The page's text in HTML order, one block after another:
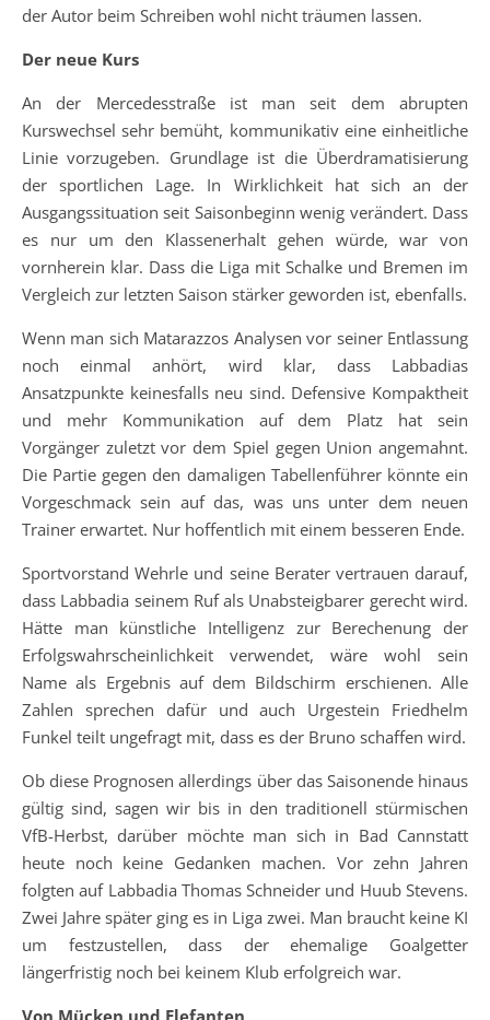
der Autor beim Schreiben wohl nicht träumen lassen.
Der neue Kurs
An der Mercedesstraße ist man seit dem abrupten
Kurswechsel sehr bemüht, kommunikativ eine einheitliche
Linie vorzugeben. Grundlage ist die Überdramatisierung
der sportlichen Lage. In Wirklichkeit hat sich an der
Ausgangssituation seit Saisonbeginn wenig verändert. Dass
es nur um den Klassenerhalt gehen würde, war von
vornherein klar. Dass die Liga mit Schalke und Bremen im
Vergleich zur letzten Saison stärker geworden ist, ebenfalls.
Wenn man sich Matarazzos Analysen vor seiner Entlassung
noch einmal anhört, wird klar, dass Labbadias
Ansatzpunkte keinesfalls neu sind. Defensive Kompaktheit
und mehr Kommunikation auf dem Platz hat sein
Vorgänger zuletzt vor dem Spiel gegen Union angemahnt.
Die Partie gegen den damaligen Tabellenführer könnte ein
Vorgeschmack sein auf das, was uns unter dem neuen
Trainer erwartet. Nur hoffentlich mit einem besseren Ende.
Sportvorstand Wehrle und seine Berater vertrauen darauf,
dass Labbadia seinem Ruf als Unabsteigbarer gerecht wird.
Hätte man künstliche Intelligenz zur Berechenung der
Erfolgswahrscheinlichkeit verwendet, wäre wohl sein
Name als Ergebnis auf dem Bildschirm erschienen. Alle
Zahlen sprechen dafür und auch Urgestein Friedhelm
Funkel teilt ungefragt mit, dass es der Bruno schaffen wird.
Ob diese Prognosen allerdings über das Saisonende hinaus
gültig sind, sagen wir bis in den traditionell stürmischen
VfB-Herbst, darüber möchte man sich in Bad Cannstatt
heute noch keine Gedanken machen. Vor zehn Jahren
folgten auf Labbadia Thomas Schneider und Huub Stevens.
Zwei Jahre später ging es in Liga zwei. Man braucht keine KI
um festzustellen, dass der ehemalige Goalgetter
längerfristig noch bei keinem Klub erfolgreich war.
Von Mücken und Elefanten